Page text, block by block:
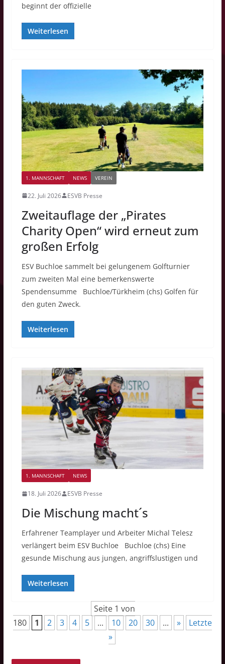
beginnt der offizielle
Weiterlesen
1. MANNSCHAFT NEWS VEREIN
22. Juli 2026 ESVB Presse
Zweitauflage der „Pirates
Charity Open“ wird erneut zum
großen Erfolg
ESV Buchloe sammelt bei gelungenem Golfturnier
zum zweiten Mal eine bemerkenswerte
Spendensumme Buchloe/Türkheim (chs) Golfen für
den guten Zweck.
Weiterlesen
1. MANNSCHAFT NEWS
18. Juli 2026 ESVB Presse
Die Mischung macht´s
Erfahrener Teamplayer und Arbeiter Michal Telesz
verlängert beim ESV Buchloe Buchloe (chs) Eine
gesunde Mischung aus jungen, angriffslustigen und
Weiterlesen
Seite 1 von
180
1 2 3 4 5 ... 10 20 30 ... »
Letzte
»